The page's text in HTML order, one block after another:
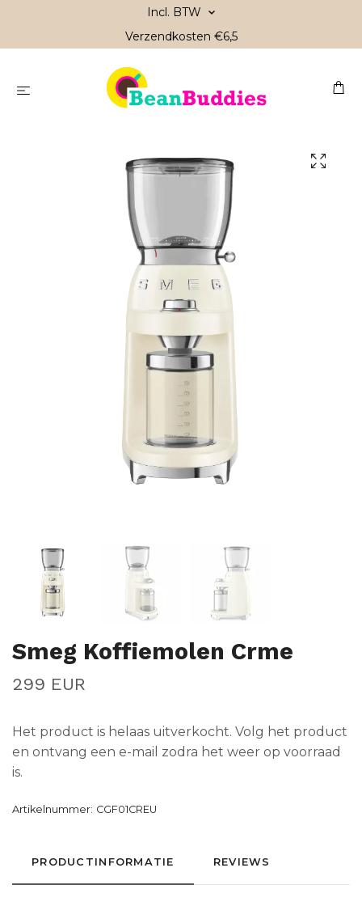
Incl. BTW
Verzendkosten €6,5
Smeg Koffiemolen Crme
299 EUR
Het product is helaas uitverkocht. Volg het product
en ontvang een e-mail zodra het weer op voorraad
is.
Artikelnummer: CGF01CREU
PRODUCTINFORMATIE REVIEWS